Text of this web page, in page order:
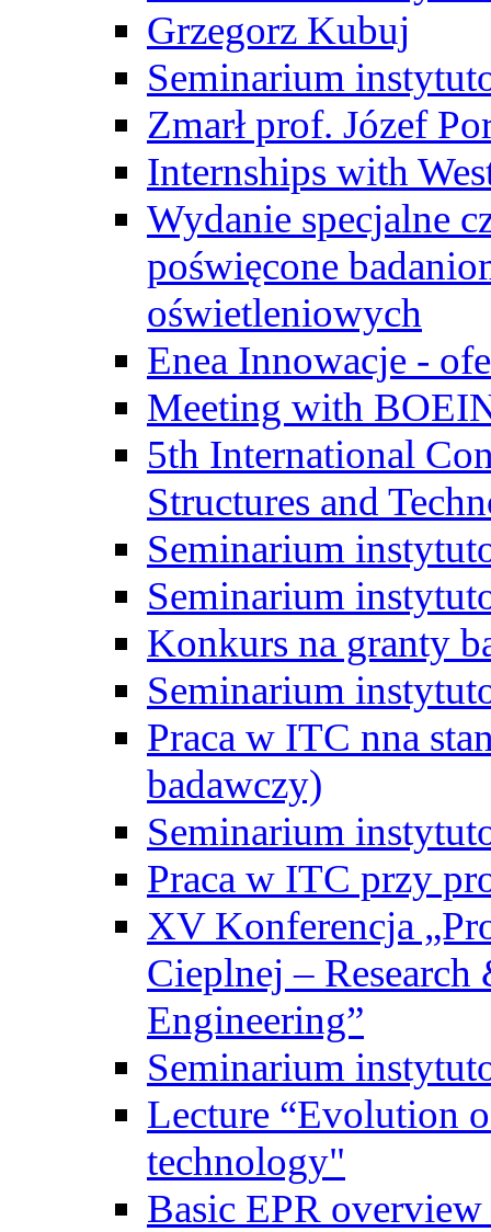
Grzegorz Kubuj
Seminarium
Zmarł prof. Józef
Internships with
Wydanie specjalne
poświęcone
oświetleniowych
Enea Innowacje -
Meeting with
5th International
Structures and
Seminarium
Seminarium
Konkurs na granty
Seminarium
Praca w ITC nna
badawczy)
Seminarium
Praca w ITC przy
XV Konferencja
Cieplnej –
Engineering”
Seminarium
Lecture “Evolution
technology"
Basic EPR overview